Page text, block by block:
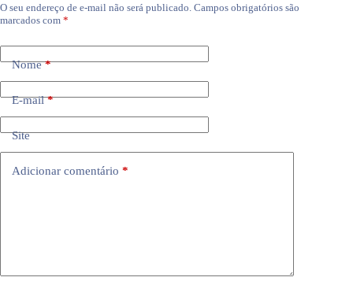
O seu endereço de e-mail não será publicado. Campos obrigatórios são
marcados com *
Nome*
E-mail*
Site
Adicionar comentário *